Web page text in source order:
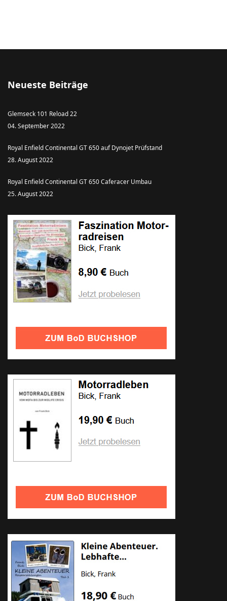
Neueste Beiträge
Glemseck 101 Reload 22
04. September 2022
Royal Enfield Continental GT 650 auf Dynojet Prüfstand
28. August 2022
Royal Enfield Continental GT 650 Caferacer Umbau
25. August 2022